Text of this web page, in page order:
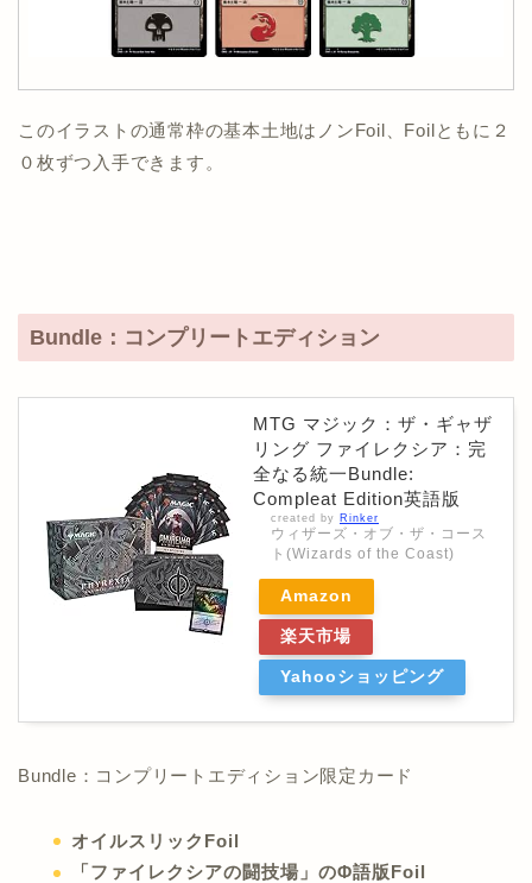
このイラストの通常枠の基本土地はノンFoil、Foilともに２
０枚ずつ入手できます。
Bundle：コンプリートエディション
MTG マジック：ザ・ギャザ
リング ファイレクシア：完
全なる統一Bundle:
Compleat Edition英語版
created by Rinker
ウィザーズ・オブ・ザ・コース
ト(Wizards of the Coast)
Amazon
楽天市場
Yahooショッピング
Bundle：コンプリートエディション限定カード
オイルスリックFoil
「ファイレクシアの闘技場」のΦ語版Foil